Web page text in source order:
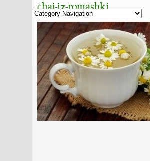
chaj-iz-romashki